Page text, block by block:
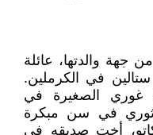
جهة والدتها، عائلة
في الكرملين.
غوري الصغيرة في
في سن مبكرة
أخت صديقه في